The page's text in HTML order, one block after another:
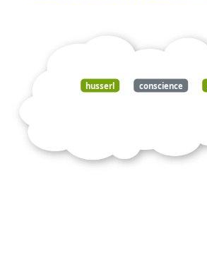
husserl conscience